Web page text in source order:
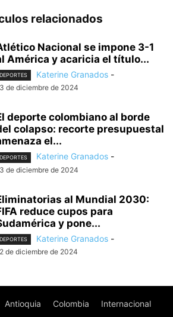
relacionados
Nacional se impone 3-1
América y acaricia el título...
DEPORTES Katerine Granados -
de diciembre de 2024
deporte colombiano al borde
colapso: recorte presupuestal
el...
DEPORTES Katerine Granados -
de diciembre de 2024
al Mundial 2030:
reduce cupos para
y pone...
DEPORTES Katerine Granados -
de diciembre de 2024
Antioquia Colombia Internacional